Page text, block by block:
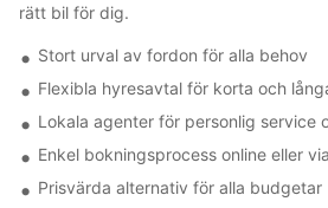
rätt bil för dig.
Stort urval av fordon för alla behov
Flexibla hyresavtal för korta och
Lokala agenter för personlig service
Enkel bokningsprocess online eller
Prisvärda alternativ för alla budgetar